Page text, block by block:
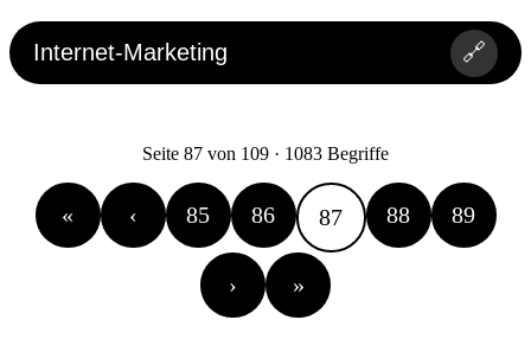
Internet-Marketing 🔗
Seite 87 von 109 · 1083 Begriffe
« ‹ 85 86 87 88 89
› »